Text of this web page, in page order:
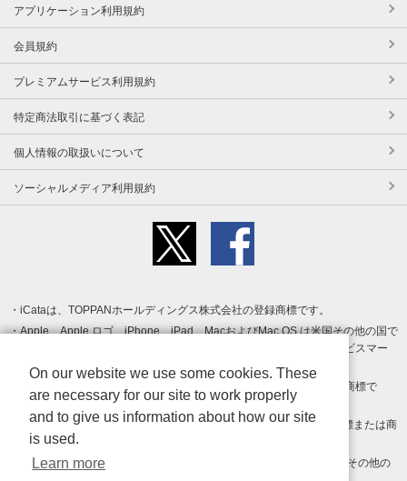
アプリケーション利用規約
会員規約
プレミアムサービス利用規約
特定商法取引に基づく表記
個人情報の取扱いについて
ソーシャルメディア利用規約
iCataは、TOPPANホールディングス株式会社の登録商標です。
Apple、Apple ロゴ、iPhone、iPad、MacおよびMac OS は米国その他の国で
登録された Apple Inc. の商標です。App Store は Apple Inc. のサービスマー
クです。
Android、Google Play および Google Play ロゴ は Google LLC の商標で
す。
Windows は Microsoft Inc.の米国およびその他の国における登録商標または商
標です。
Adobe、Adobe Reader、Adobe PDF は、Adobe Inc.の米国およびその他の
On our website we use some cookies. These
are necessary for our site to work properly
and to give us information about how our site
is used.
Learn more